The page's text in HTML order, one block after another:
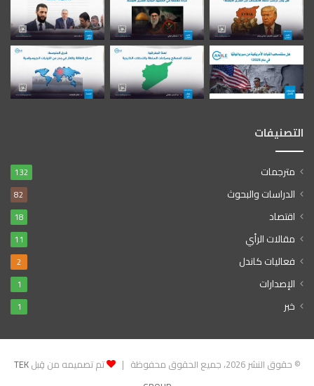
التصنيفات
مترجمات 132
الدراسات والبحوث 82
اقتصاد 18
مقالات الرأي 11
فعاليات كاندل 2
الإصدارات 1
خبر 1
© حقوق النشر 2026، جميع الحقوق محفوظة | تم تصميمه من قِبلTEK